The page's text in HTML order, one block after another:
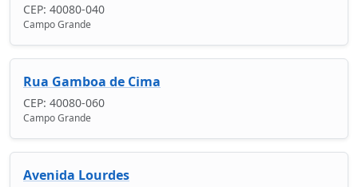
CEP: 40080-040
Campo Grande
Rua Gamboa de Cima
CEP: 40080-060
Campo Grande
Avenida Lourdes